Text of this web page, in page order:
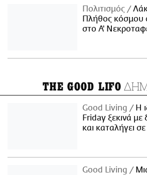
Πολιτισμός
Πλήθος κόσμου
στο Α'
THE GOOD LIFO
Good Living
Η
Friday ξεκινά με
και καταλήγει
Good Living